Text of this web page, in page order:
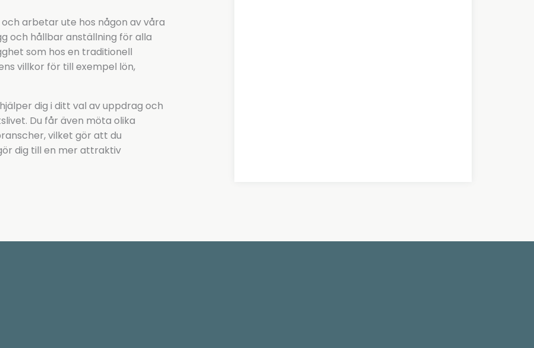
och arbetar ute hos någon av våra
och hållbar anställning för alla
som hos en traditionell
villkor för till exempel lön,
dig i ditt val av uppdrag och
Du får även möta olika
vilket gör att du
dig till en mer attraktiv